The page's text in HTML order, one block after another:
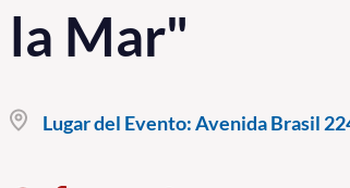
la Mar"
Lugar del Evento:Avenida Brasil